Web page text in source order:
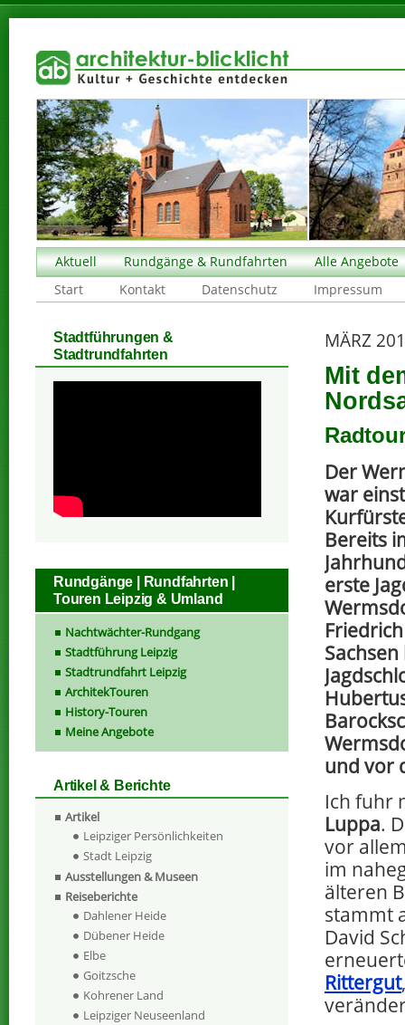
Aktuell Rundgänge & Rundfahrten
Alle Angebote
Start
Kontakt Datenschutz Impressum
MÄRZ
Mit
Der
war
Bereits
erste
und vor
Ich fuhr
Luppa.
vor
im
älteren
stammt
David
Rittergut
Stadtführungen &
Stadtrundfahrten
Rundgänge | Rundfahrten |
Touren Leipzig & Umland
Nachtwächter-Rundgang
Stadtführung Leipzig
Stadtrundfahrt Leipzig
ArchitekTouren
History-Touren
Meine Angebote
Artikel & Berichte
Artikel
Leipziger Persönlichkeiten
Stadt Leipzig
Ausstellungen & Museen
Reiseberichte
Dahlener Heide
Dübener Heide
Elbe
Goitzsche
Kohrener Land
Leipziger Neuseenland